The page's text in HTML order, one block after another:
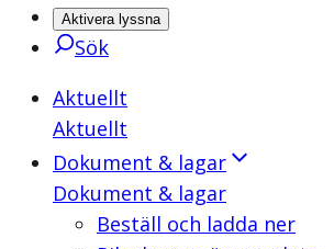
Aktivera lyssna
Sök
Aktuellt
Aktuellt
Dokument & lagar
Dokument & lagar
Beställ och ladda ner